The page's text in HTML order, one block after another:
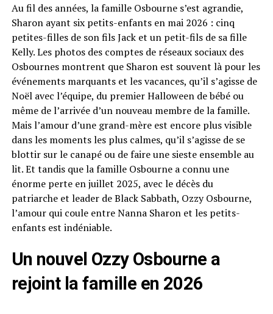
Au fil des années, la famille Osbourne s’est agrandie,
Sharon ayant six petits-enfants en mai 2026 : cinq
petites-filles de son fils Jack et un petit-fils de sa fille
Kelly. Les photos des comptes de réseaux sociaux des
Osbournes montrent que Sharon est souvent là pour les
événements marquants et les vacances, qu’il s’agisse de
Noël avec l’équipe, du premier Halloween de bébé ou
même de l’arrivée d’un nouveau membre de la famille.
Mais l’amour d’une grand-mère est encore plus visible
dans les moments les plus calmes, qu’il s’agisse de se
blottir sur le canapé ou de faire une sieste ensemble au
lit. Et tandis que la famille Osbourne a connu une
énorme perte en juillet 2025, avec le décès du
patriarche et leader de Black Sabbath, Ozzy Osbourne,
l’amour qui coule entre Nanna Sharon et les petits-
enfants est indéniable.
Un nouvel Ozzy Osbourne a
rejoint la famille en 2026